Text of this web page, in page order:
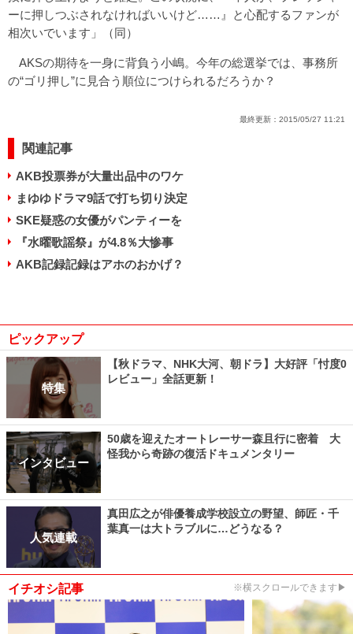
ーに押しつぶされなければいいけど……』と心配するファンが
相次いでいます」（同）
AKSの期待を一身に背負う小嶋。今年の総選挙では、事務所
の“ゴリ押し”に見合う順位につけられるだろうか？
最終更新： 2015/05/27 11:21
関連記事
AKB投票券が大量出品中のワケ
まゆゆドラマ9話で打ち切り決定
SKE疑惑の女優がパンティーを
『水曜歌謡祭』が4.8％大惨事
AKB記録記録はアホのおかげ？
ピックアップ
特集
【秋ドラマ、NHK大河、朝ドラ】大好評「忖度0
レビュー」全話更新！
インタビュー
50歳を迎えたオートレーサー森且行に密着 大
怪我から奇跡の復活ドキュメンタリー
人気連載
真田広之が俳優養成学校設立の野望、師匠・千
葉真一は大トラブルに…どうなる？
イチオシ記事 ※横スクロールできます▶